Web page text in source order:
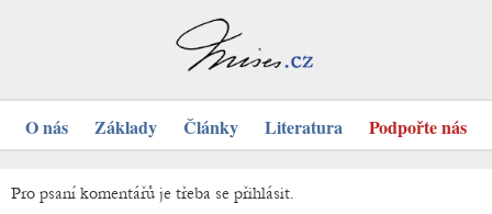
O nás Základy Články Literatura Podpořte nás
Pro psaní komentářů je třeba se přihlásit.